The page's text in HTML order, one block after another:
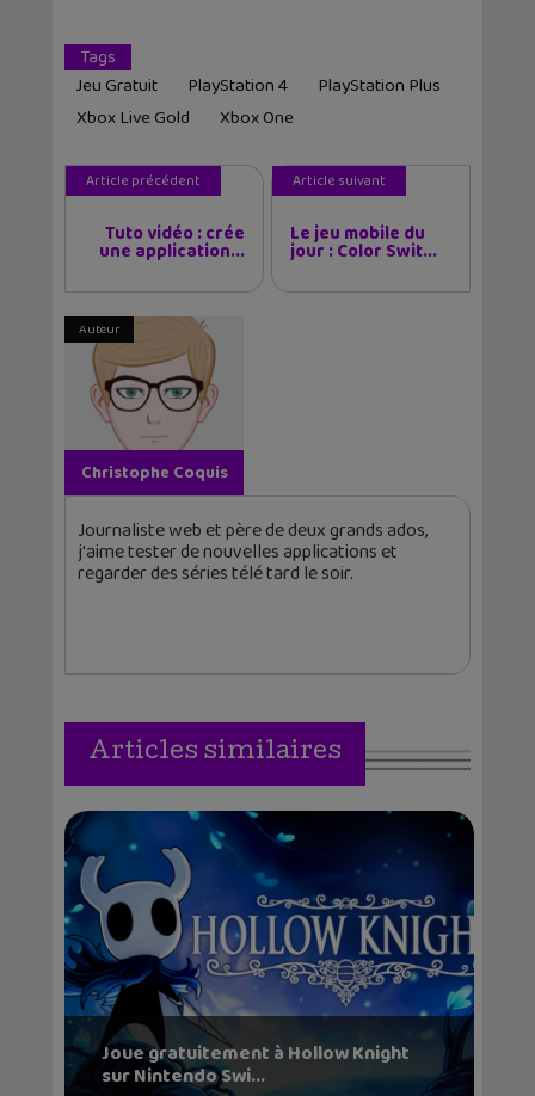
Tags
Jeu Gratuit
PlayStation 4
PlayStation Plus
Xbox Live Gold
Xbox One
Article précédent
Tuto vidéo : crée
une application...
Article suivant
Le jeu mobile du
jour : Color Swit...
Auteur
Christophe Coquis
Journaliste web et père de deux grands ados,
j'aime tester de nouvelles applications et
regarder des séries télé tard le soir.
Articles similaires
Joue gratuitement à Hollow Knight
sur Nintendo Swi...